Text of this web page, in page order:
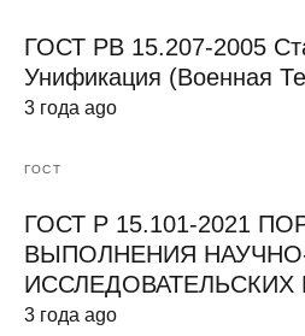
ГОСТ РВ 15.207-2005
Унификация (Военная
3 года ago
ГОСТ
ГОСТ Р 15.101-2021
ВЫПОЛНЕНИЯ
ИССЛЕДОВАТЕЛЬСКИХ
3 года ago